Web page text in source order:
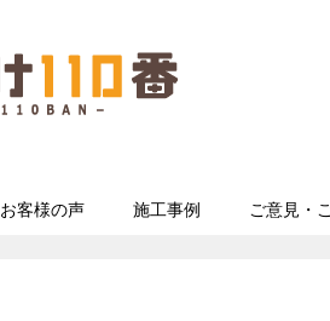
お客様の声 施工事例 ご意見・